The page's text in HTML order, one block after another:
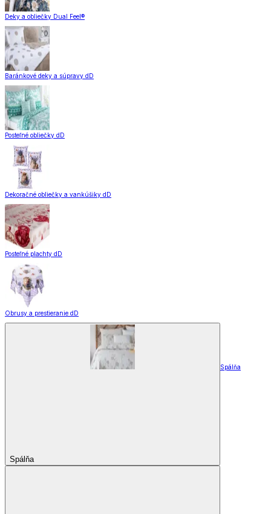
Deky a obliečky Dual Feel®
Baránkové deky a súpravy dD
Posteľné obliečky dD
Dekoračné obliečky a vankúšiky dD
Posteľné plachty dD
Obrusy a prestieranie dD
Spálňa
Spálňa